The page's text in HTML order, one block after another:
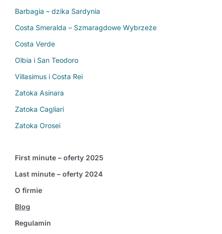
Barbagia – dzika Sardynia
Costa Smeralda – Szmaragdowe Wybrzeże
Costa Verde
Olbia i San Teodoro
Villasimus i Costa Rei
Zatoka Asinara
Zatoka Cagliari
Zatoka Orosei
First minute – oferty 2025
Last minute – oferty 2024
O firmie
Blog
Regulamin